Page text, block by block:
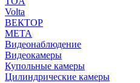
Volta
ВЕКТОР
МЕТА
Видеонаблюдение
Видеокамеры
Купольные камеры
Цилиндрические камеры